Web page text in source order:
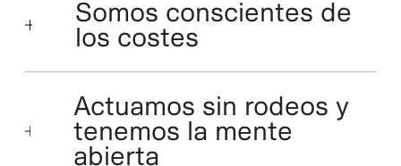
Somos conscientes de
los costes
Actuamos sin rodeos y
tenemos la mente
abierta